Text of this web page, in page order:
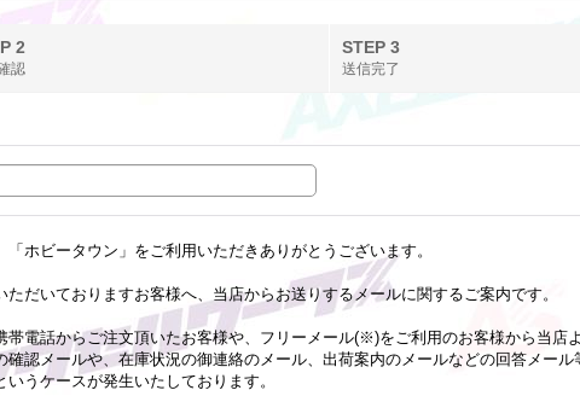
2
認
STEP 3
送信完了
「ホビータウン」をご利用いただきありがとうございます。
ただいておりますお客様へ、当店からお送りするメールに関するご案内です。
帯電話からご注文頂いたお客様や、フリーメール(※)をご利用のお客様から当店
確認メールや、在庫状況の御連絡のメール、出荷案内のメールなどの回答メール
いうケースが発生いたしております。